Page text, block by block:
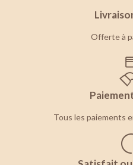
Offerte à
Tous les paiements